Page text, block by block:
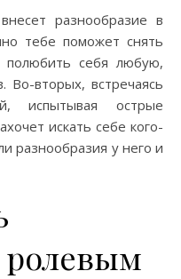
разнообразие в
тебе поможет снять
полюбить себя любую,
Во-вторых, встречаясь
испытывая острые
искать себе кого-
разнообразия у него и
ролевым